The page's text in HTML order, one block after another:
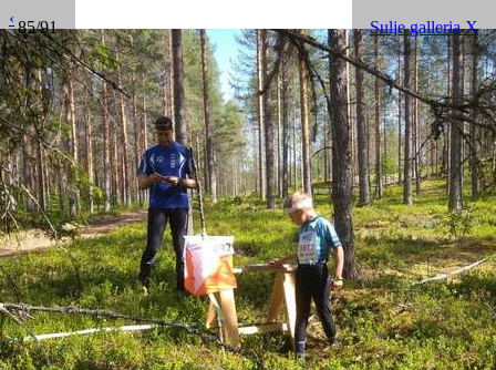
85/91 Sulje galleria X
‹